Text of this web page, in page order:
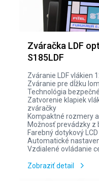
Zváračka LDF
S185LDF
Zváranie LDF vlákien
Zváranie pre dĺžku
Technológia
Zatvorenie klapiek
zváračky
Kompaktné rozmery
Možnosť prevádzky z
Farebný dotykový LCD
Automatické
Vzdialené ovládanie
Zobraziť detail